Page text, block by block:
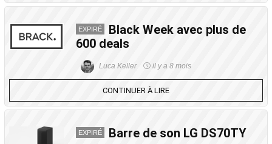
EXPIRÉ
Black Week avec plus de
600 deals
Luca Keller il y a 8 mois
CONTINUER À LIRE
EXPIRÉ Barre de son LG DS70TY